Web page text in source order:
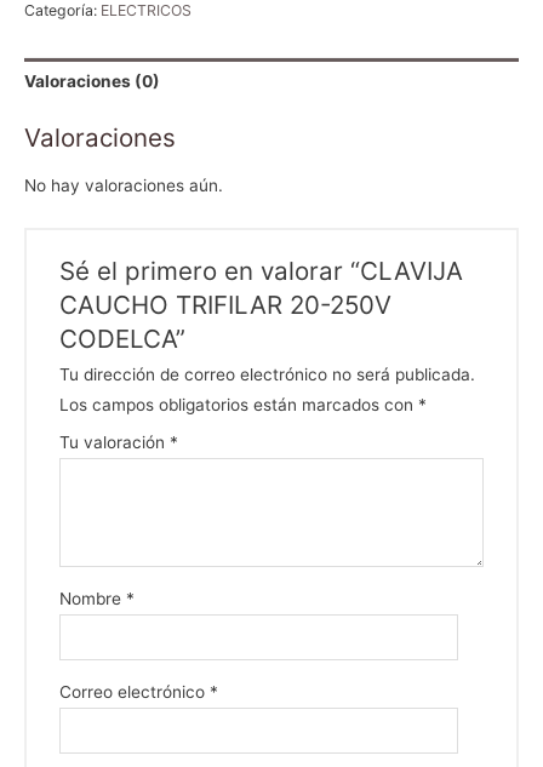
Categoría: ELECTRICOS
Valoraciones (0)
Valoraciones
No hay valoraciones aún.
Sé el primero en valorar “CLAVIJA
CAUCHO TRIFILAR 20-250V
CODELCA”
Tu dirección de correo electrónico no será publicada.
Los campos obligatorios están marcados con *
Tu valoración *
Nombre *
Correo electrónico *